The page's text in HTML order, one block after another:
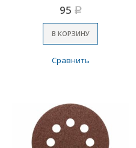
95 Р
В КОРЗИНУ
Сравнить